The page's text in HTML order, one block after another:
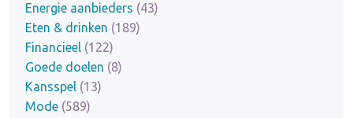
Energie aanbieders (43)
Eten & drinken (189)
Financieel (122)
Goede doelen (8)
Kansspel (13)
Mode (589)